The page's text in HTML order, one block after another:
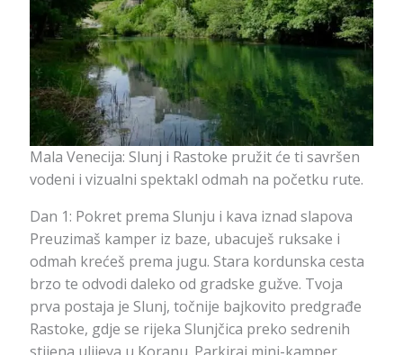
Mala Venecija: Slunj i Rastoke pružit će ti savršen
vodeni i vizualni spektakl odmah na početku rute.
Dan 1: Pokret prema Slunju i kava iznad slapova
Preuzimaš kamper iz baze, ubacuješ ruksake i
odmah krećeš prema jugu. Stara kordunska cesta
brzo te odvodi daleko od gradske gužve. Tvoja
prva postaja je Slunj, točnije bajkovito predgrađe
Rastoke, gdje se rijeka Slunjčica preko sedrenih